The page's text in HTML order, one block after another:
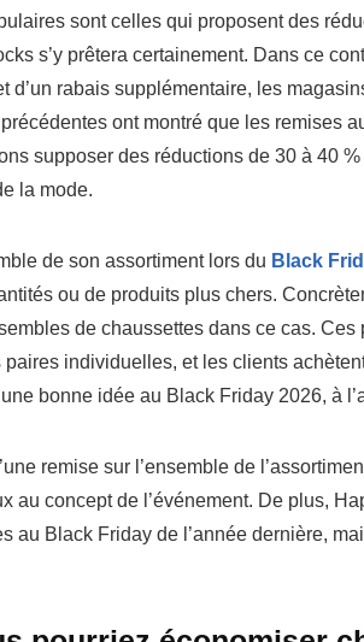
sont celles qui proposent des
s’y prêtera certainement. Dans ce
d’un rabais supplémentaire, les
ont montré que les remises
supposer des réductions de 30 à 40
la mode.
de son assortiment lors du Black
ou de produits plus chers.
de chaussettes dans ce cas. Ces
individuelles, et les clients
bonne idée au Black Friday 2026, à
remise sur l’ensemble de
au concept de l’événement. De plus,
au Black Friday de l’année dernière,